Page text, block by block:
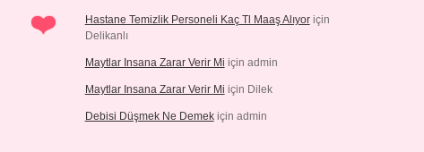
Hastane Temizlik Personeli Kaç Tl Maaş Alıyoriçin
Delikanlı
Maytlar Insana Zarar Verir Mi için admin
Maytlar Insana Zarar Verir Mi için Dilek
Debisi Düşmek Ne Demekiçin admin